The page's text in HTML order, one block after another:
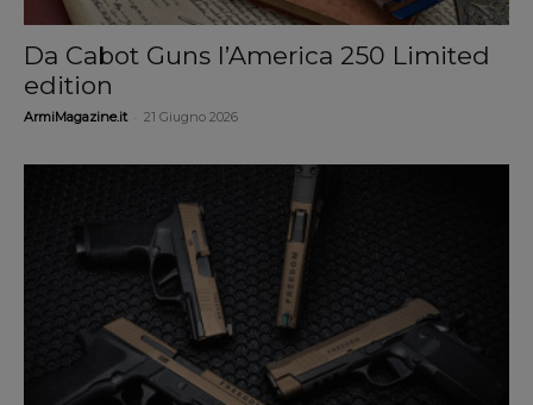
Da Cabot Guns l’America 250 Limited
edition
ArmiMagazine.it 21 Giugno 2026